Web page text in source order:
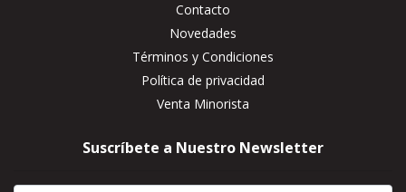
Contacto
Novedades
Términos y Condiciones
Política de privacidad
Venta Minorista
Suscríbete a Nuestro Newsletter